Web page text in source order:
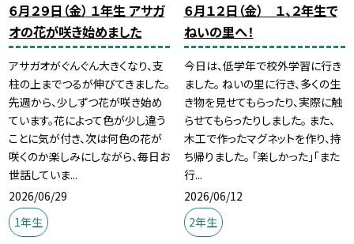
６月２９日（金） １年生 アサガ
オの花が咲き始めました
アサガオがぐんぐん大きくなり、支
柱の上までつるが伸びてきました。
先週から、少しずつ花が咲き始め
ています。花によって色が少し違う
ことに気が付き、次は何色の花が
咲くのか楽しみにしながら、毎日お
世話していま...
2026/06/29
1年生
６月１２日（金） １、２年生で
ねいの里へ！
今日は、低学年で校外学習に行き
ました。 ねいの里に行き、多くの生
き物を見せてもらったり、実際に触
らせてもらったりしました。 また、
木工で作ったマグネットを作り、持
ち帰りました。 「楽しかった」「また
行...
2026/06/12
2年生